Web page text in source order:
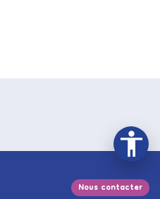
Nous contacter